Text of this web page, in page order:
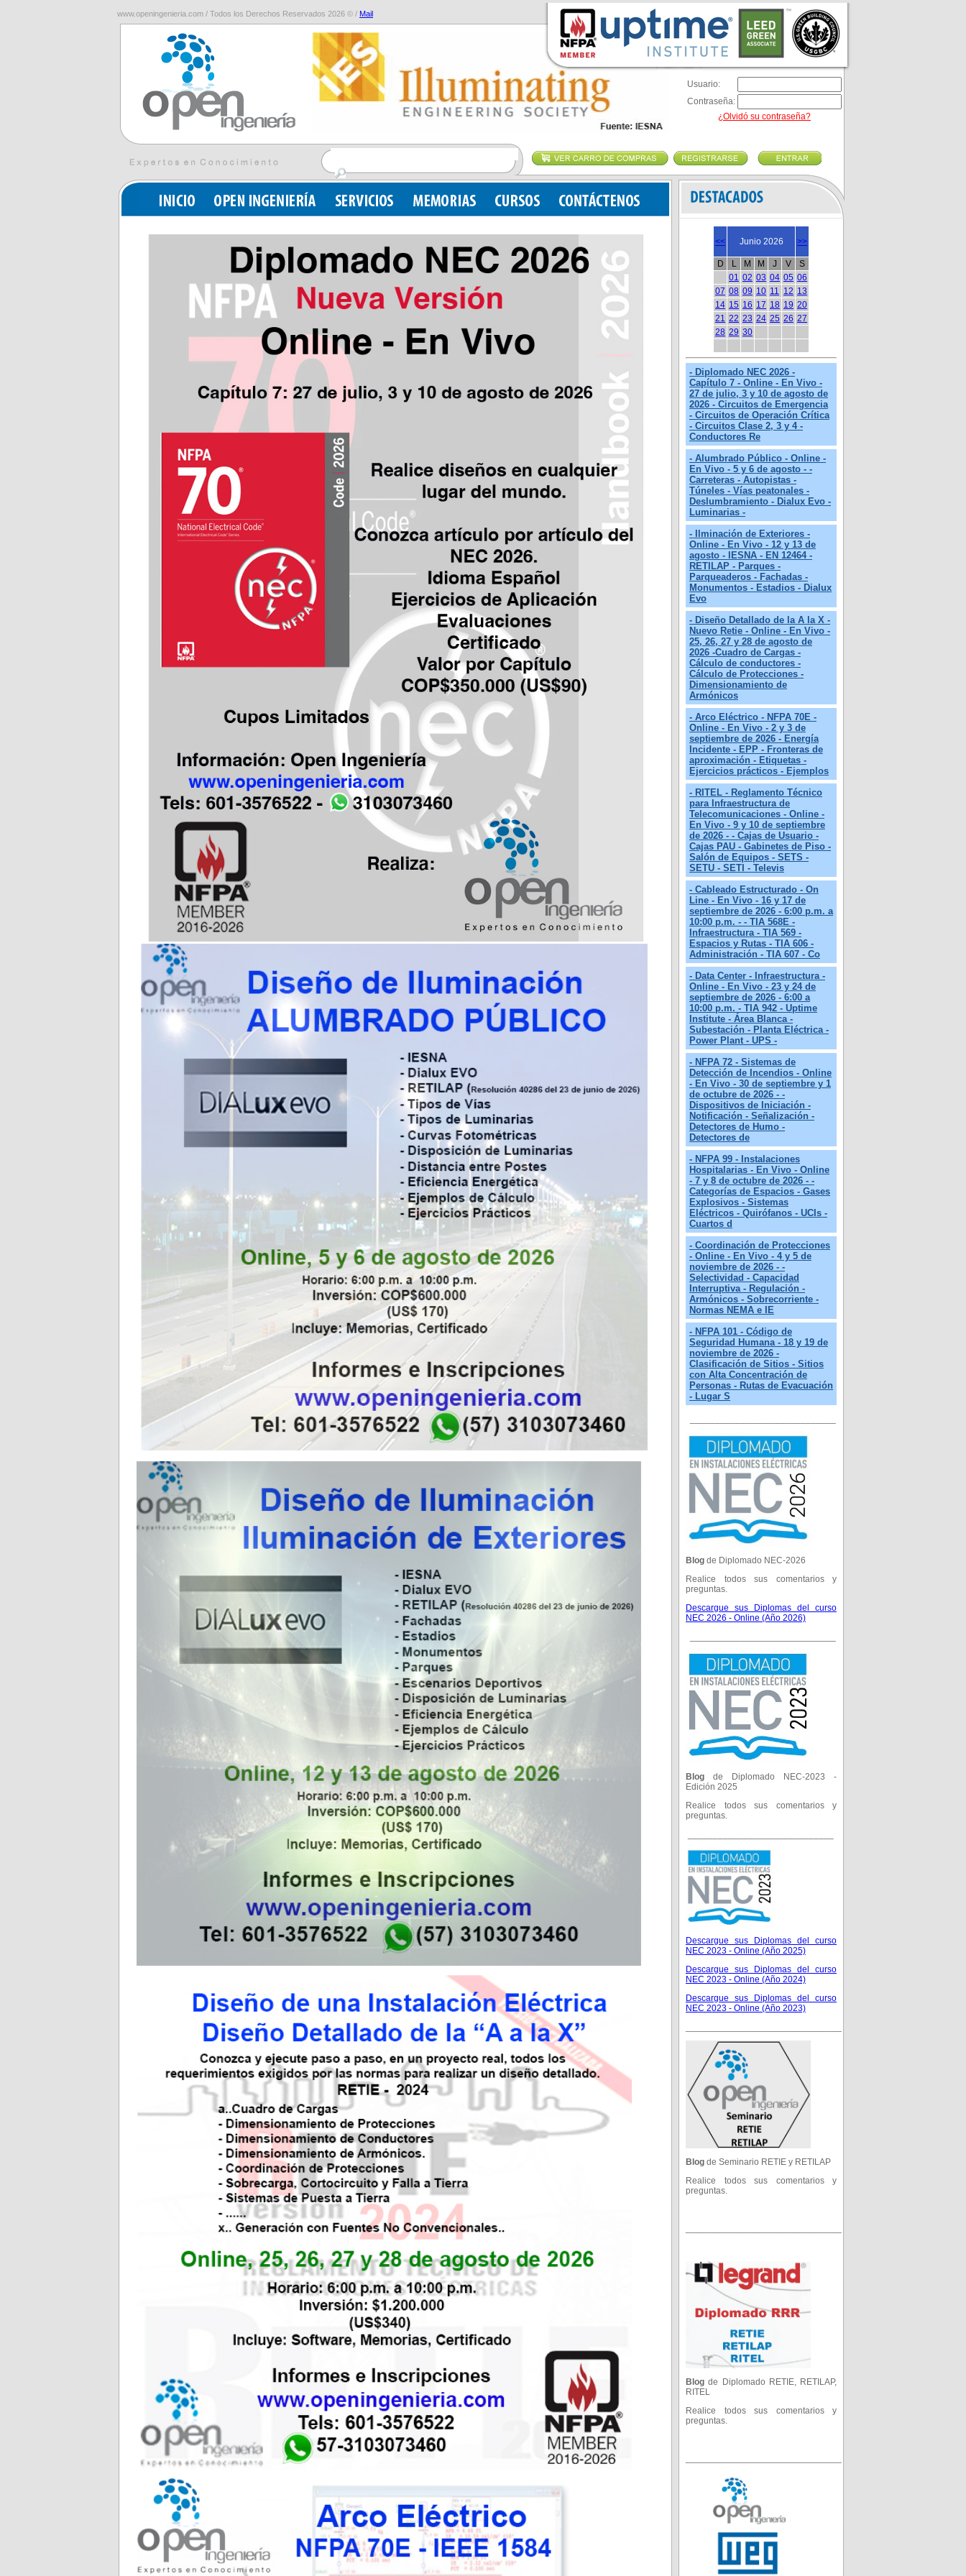
www.openingenieria.com / Todos los Derechos Reservados 2026 © / Mail
Usuario:
Contraseña:
¿Olvidó su contraseña?
<< Junio 2026 >>
D L M M J V
S
01 02 03 04 05 06
07 08 09 10 11 12 13
14 15 16 17 18 19 20
21 22 23 24 25 26 27
28 29 30
- Diplomado NEC 2026 -
Capítulo 7 - Online - En Vivo -
27 de julio, 3 y 10 de agosto de
2026 - Circuitos de Emergencia
- Circuitos de Operación Crítica
- Circuitos Clase 2, 3 y 4 -
Conductores Re
- Alumbrado Público - Online -
En Vivo - 5 y 6 de agosto - -
Carreteras - Autopistas -
Túneles - Vías peatonales -
Deslumbramiento - Dialux Evo -
Luminarias -
- Ilminación de Exteriores -
Online - En Vivo - 12 y 13 de
agosto - IESNA - EN 12464 -
RETILAP - Parques -
Parqueaderos - Fachadas -
Monumentos - Estadios - Dialux
Evo
- Diseño Detallado de la A la X -
Nuevo Retie - Online - En Vivo -
25, 26, 27 y 28 de agosto de
2026 -Cuadro de Cargas -
Cálculo de conductores -
Cálculo de Protecciones -
Dimensionamiento de
Armónicos
- Arco Eléctrico - NFPA 70E -
Online - En Vivo - 2 y 3 de
septiembre de 2026 - Energía
Incidente - EPP - Fronteras de
aproximación - Etiquetas -
Ejercicios prácticos - Ejemplos
- RITEL - Reglamento Técnico
para Infraestructura de
Telecomunicaciones - Online -
En Vivo - 9 y 10 de septiembre
de 2026 - - Cajas de Usuario -
Cajas PAU - Gabinetes de Piso -
Salón de Equipos - SETS -
SETU - SETI - Televis
- Cableado Estructurado - On
Line - En Vivo - 16 y 17 de
septiembre de 2026 - 6:00 p.m. a
10:00 p.m. - - TIA 568E -
Infraestructura - TIA 569 -
Espacios y Rutas - TIA 606 -
Administración - TIA 607 - Co
- Data Center - Infraestructura -
Online - En Vivo - 23 y 24 de
septiembre de 2026 - 6:00 a
10:00 p.m. - TIA 942 - Uptime
Institute - Área Blanca -
Subestación - Planta Eléctrica -
Power Plant - UPS -
- NFPA 72 - Sistemas de
Detección de Incendios - Online
- En Vivo - 30 de septiembre y 1
de octubre de 2026 - -
Dispositivos de Iniciación -
Notificación - Señalización -
Detectores de Humo -
Detectores de
- NFPA 99 - Instalaciones
Hospitalarias - En Vivo - Online
- 7 y 8 de octubre de 2026 - -
Categorías de Espacios - Gases
Explosivos - Sistemas
Eléctricos - Quirófanos - UCIs -
Cuartos d
- Coordinación de Protecciones
- Online - En Vivo - 4 y 5 de
noviembre de 2026 - -
Selectividad - Capacidad
Interruptiva - Regulación -
Armónicos - Sobrecorriente -
Normas NEMA e IE
- NFPA 101 - Código de
Seguridad Humana - 18 y 19 de
noviembre de 2026 -
Clasificación de Sitios - Sitios
con Alta Concentración de
Personas - Rutas de Evacuación
- Lugar S
Blog de Diplomado NEC-2026
Realice todos sus comentarios y
preguntas.
Descargue sus Diplomas del curso
NEC 2026 - Online (Año 2026)
Blog de Diplomado NEC-2023 -
Edición 2025
Realice todos sus comentarios y
preguntas.
Descargue sus Diplomas del curso
NEC 2023 - Online (Año 2025)
Descargue sus Diplomas del curso
NEC 2023 - Online (Año 2024)
Descargue sus Diplomas del curso
NEC 2023 - Online (Año 2023)
Blog de Seminario RETIE y RETILAP
Realice todos sus comentarios y
preguntas.
Blog de Diplomado RETIE, RETILAP,
RITEL
Realice todos sus comentarios y
preguntas.